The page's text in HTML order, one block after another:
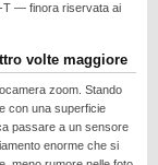
T — finora riservata ai
volte maggiore
zoom. Stando
con una superficie
passare a un sensore
enorme che si